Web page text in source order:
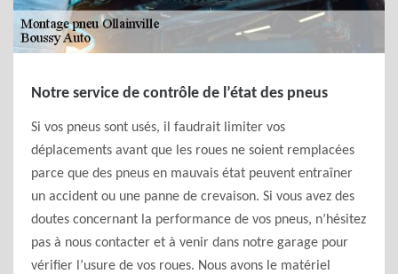
Notre service de contrôle de l’état des pneus
Si vos pneus sont usés, il faudrait limiter vos
déplacements avant que les roues ne soient remplacées
parce que des pneus en mauvais état peuvent entraîner
un accident ou une panne de crevaison. Si vous avez des
doutes concernant la performance de vos pneus, n’hésitez
pas à nous contacter et à venir dans notre garage pour
vérifier l’usure de vos roues. Nous avons le matériel